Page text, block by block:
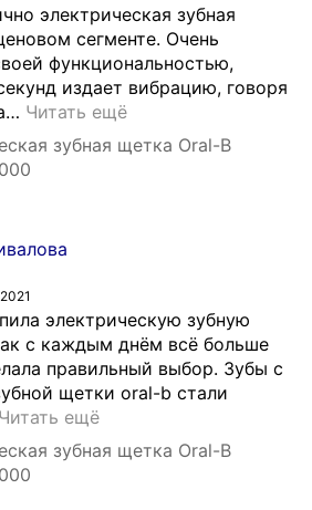
электрическая зубная
сегменте. Очень
функциональностью,
издает вибрацию, говоря
… Читать ещё
зубная щетка Oral-B
электрическую зубную
c каждым днём всё больше
правильный выбор. Зубы с
щетки oral-b стали
Читать ещё
зубная щетка Oral-B